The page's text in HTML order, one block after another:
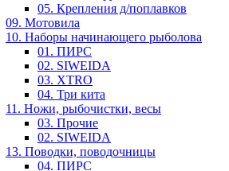
05. Крепления д/поплавков
09. Мотовила
10. Наборы начинающего рыболова
01. ПИРС
02. SIWEIDA
03. XTRO
04. Три кита
11. Ножи, рыбочистки, весы
03. Прочие
02. SIWEIDA
13. Поводки, поводочницы
04. ПИРС